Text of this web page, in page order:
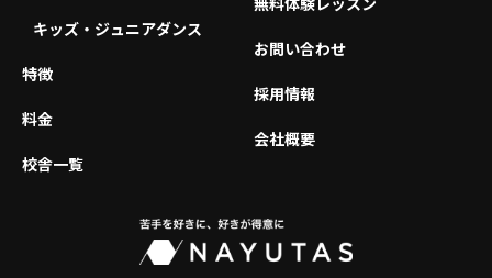
キッズ・ジュニアダンス
特徴
料金
校舎一覧
お問い合わせ
採用情報
会社概要